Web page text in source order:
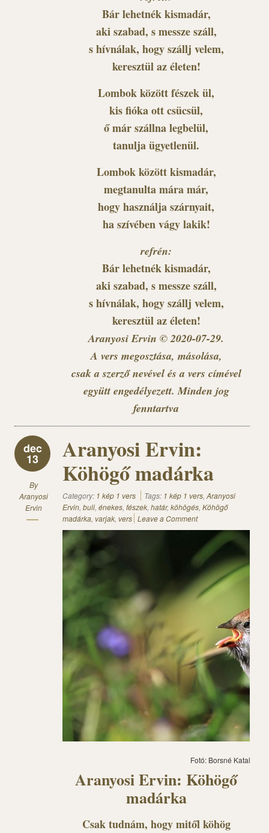
Bár lehetnék kismadár,
aki szabad, s messze száll,
s hívnálak, hogy szállj velem,
keresztül az életen!
Lombok között fészek ül,
kis fióka ott csücsül,
ő már szállna legbelül,
tanulja ügyetlenül.
Lombok között kismadár,
megtanulta mára már,
hogy használja szárnyait,
ha szívében vágy lakik!
refrén:
Bár lehetnék kismadár,
aki szabad, s messze száll,
s hívnálak, hogy szállj velem,
keresztül az életen!
Aranyosi Ervin © 2020-07-29.
A vers megosztása, másolása,
csak a szerző nevével és a vers címével
együtt engedélyezett. Minden jog
fenntartva
dec
13
By
Aranyosi
Ervin
Aranyosi Ervin:
Köhögő madárka
Category: 1 kép 1 vers Tags: 1 kép 1 vers, Aranyosi
Ervin, buli, énekes, fészek, határ, köhögés, Köhögő
madárka, varjak, vers Leave a Comment
Fotó: Borsné Katalin
Aranyosi Ervin: Köhögő
madárka
Csak tudnám, hogy mitől köhög